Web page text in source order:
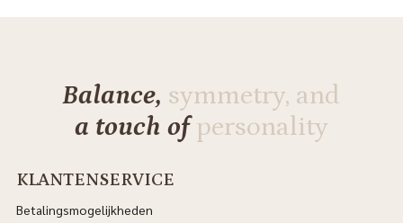
Balance, symmetry, and
a touch ofpersonality
KLANTENSERVICE
Betalingsmogelijkheden